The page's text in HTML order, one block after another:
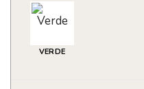
VERDE